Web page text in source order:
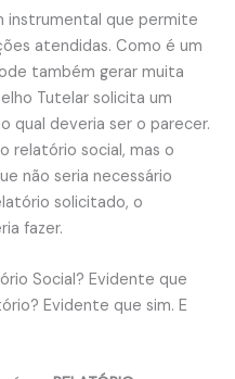
instrumental que permite
atendidas. Como é um
também gerar muita
Tutelar solicita um
qual deveria ser o parecer.
relatório social, mas o
não seria necessário
solicitado, o
fazer.
Social? Evidente que
Evidente que sim. E